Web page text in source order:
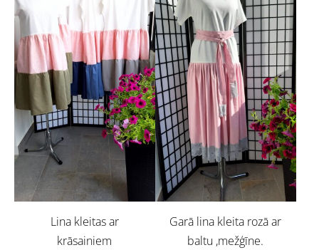
Lina kleitas ar
krāsainiem
Garā lina kleita rozā ar
baltu ,mežģīne.